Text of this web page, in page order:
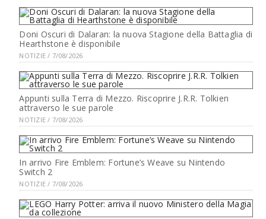
Doni Oscuri di Dalaran: la nuova Stagione della Battaglia di
Hearthstone è disponibile
NOTIZIE / 7/08/2026
Appunti sulla Terra di Mezzo. Riscoprire J.R.R. Tolkien
attraverso le sue parole
NOTIZIE / 7/08/2026
In arrivo Fire Emblem: Fortune’s Weave su Nintendo
Switch 2
NOTIZIE / 7/08/2026